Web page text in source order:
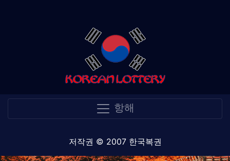
항해
저작권 © 2007 한국복권